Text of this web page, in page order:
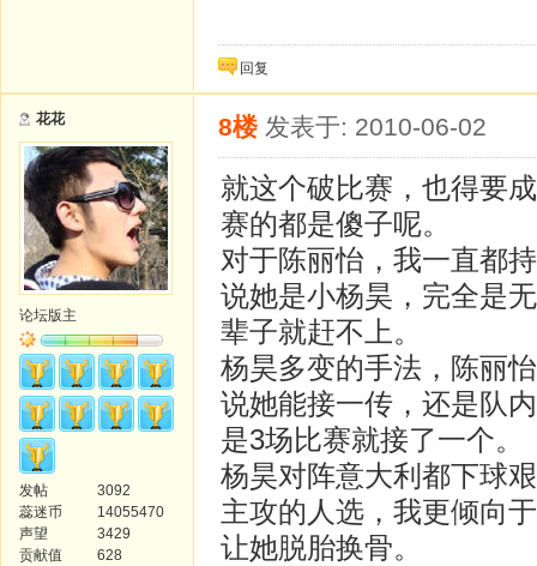
回复
花花
论坛版主
发帖
3092
蕊迷币
14055470
声望
3429
贡献值
628
8楼 发表于: 2010-06-02
就这个破比赛，也得要
赛的都是傻子呢。
对于陈丽怡，我一直都
说她是小杨昊，完全是
辈子就赶不上。
杨昊多变的手法，陈丽
说她能接一传，还是队
是3场比赛就接了一个。
杨昊对阵意大利都下球
主攻的人选，我更倾向
让她脱胎换骨。